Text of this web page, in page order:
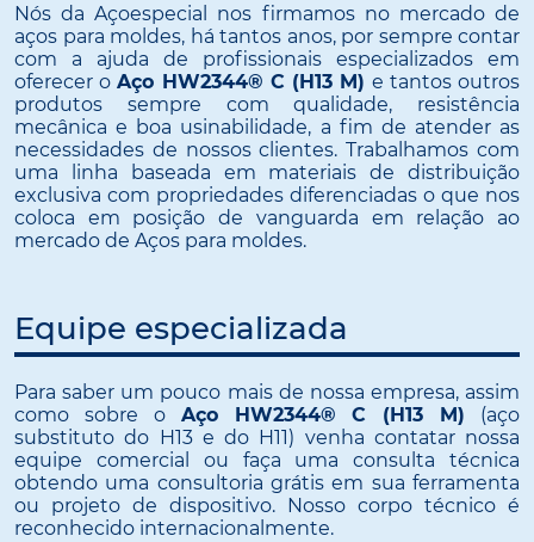
Nós da Açoespecial nos firmamos no mercado de
aços para moldes, há tantos anos, por sempre contar
com a ajuda de profissionais especializados em
oferecer oAço HW2344® C (H13 M) e tantos outros
produtos sempre com qualidade, resistência
mecânica e boa usinabilidade, a fim de atender as
necessidades de nossos clientes. Trabalhamos com
uma linha baseada em materiais de distribuição
exclusiva com propriedades diferenciadas o que nos
coloca em posição de vanguarda em relação ao
mercado de Aços para moldes.
Equipe especializada
Para saber um pouco mais de nossa empresa, assim
como sobre o Aço HW2344® C (H13 M) (aço
substituto do H13 e do H11) venha contatar nossa
equipe comercial ou faça uma consulta técnica
obtendo uma consultoria grátis em sua ferramenta
ou projeto de dispositivo. Nosso corpo técnico é
reconhecido internacionalmente.